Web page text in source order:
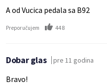
A od Vucica pedala sa B92
Preporučujem 448
Dobar glas pre 11 godina
Bravo!